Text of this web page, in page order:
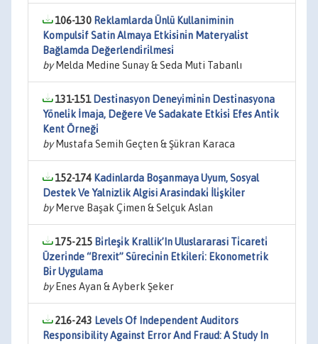
106-130 Reklamlarda Ünlü Kullaniminin
Kompulsi̇f Satin Almaya Etki̇si̇ni̇n Materyali̇st
Bağlamda Değerlendi̇ri̇lmesi̇
byMelda Medine Sunay & Seda Muti Tabanlı
131-151 Desti̇nasyon Deneyi̇mi̇ni̇n Desti̇nasyona
Yöneli̇k İmaja, Değere Ve Sadakate Etki̇si̇ Efes Anti̇k
Kent Örneği̇
byMustafa Semih Geçten & Şükran Karaca
152-174 Kadinlarda Boşanmaya Uyum, Sosyal
Destek Ve Yalnizlik Algisi Arasindaki̇ İli̇şki̇ler
byMerve Başak Çimen & Selçuk Aslan
175-215 Bi̇rleşi̇k Krallik’In Uluslararasi Ti̇careti̇
Üzeri̇nde “Brexit” Süreci̇ni̇n Etki̇leri̇: Ekonometri̇k
Bi̇r Uygulama
byEnes Ayan & Ayberk Şeker
216-243 Levels Of Independent Auditors
Responsibility Against Error And Fraud: A Study In